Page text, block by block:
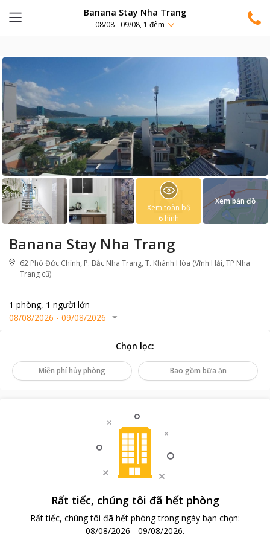
Banana Stay Nha Trang
08/08 - 09/08, 1 đêm
Banana Stay Nha Trang
62 Phó Đức Chính, P. Bắc Nha Trang, T. Khánh Hòa (Vĩnh Hải, TP Nha
Trang cũ)
1 phòng, 1 người lớn
08/08/2026 - 09/08/2026
Xem toàn bộ
6 hình
Xem bản đồ
Chọn lọc:
Miễn phí hủy phòng Bao gồm bữa ăn
Rất tiếc, chúng tôi đã hết phòng
Rất tiếc, chúng tôi đã hết phòng trong ngày bạn chọn:
08/08/2026 - 09/08/2026.